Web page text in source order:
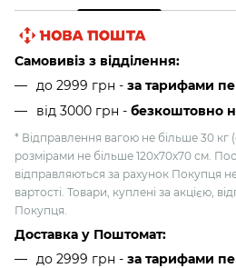
Самовивіз з відділення:
до 2999 грн - за тарифами
від 3000 грн - безкоштовно
* Відправлення вагою не більше 30 кг
розмірами не більше 120х70х70 см.
відправляються за рахунок Покупця
вартості. Товари, куплені за акцією,
Покупця.
Доставка у Поштомат:
до 2999 грн - за тарифами